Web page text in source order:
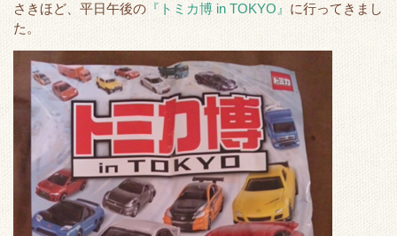
e
o
k
t
a
さきほど、平日午後の 『トミカ博 in TOKYO』 に行ってきまし
た。